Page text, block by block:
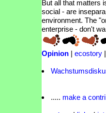
But all that matters
social - are
environment. The
enterprise - don't
Opinion | ecostory
..... make a